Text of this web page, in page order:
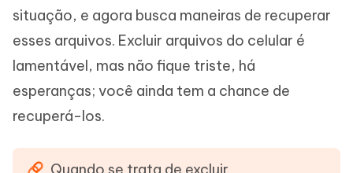
situação, e agora busca maneiras de recuperar
esses arquivos. Excluir arquivos do celular é
lamentável, mas não fique triste, há
esperanças; você ainda tem a chance de
recuperá-los.